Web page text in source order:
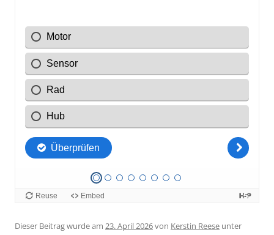
Dieser Beitrag wurde am 23. April 2026von Kerstin Reese unter